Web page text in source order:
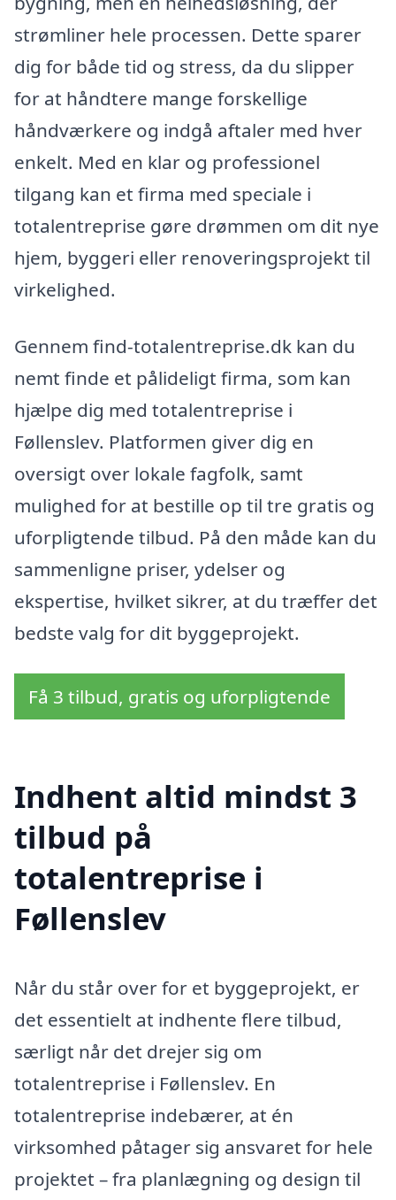
strømliner hele processen. Dette sparer
dig for både tid og stress, da du slipper
for at håndtere mange forskellige
håndværkere og indgå aftaler med hver
enkelt. Med en klar og professionel
tilgang kan et firma med speciale i
totalentreprise gøre drømmen om dit nye
hjem, byggeri eller renoveringsprojekt til
virkelighed.
Gennem find-totalentreprise.dk kan du
nemt finde et pålideligt firma, som kan
hjælpe dig med totalentreprise i
Føllenslev. Platformen giver dig en
oversigt over lokale fagfolk, samt
mulighed for at bestille op til tre gratis og
uforpligtende tilbud. På den måde kan du
sammenligne priser, ydelser og
ekspertise, hvilket sikrer, at du træffer det
bedste valg for dit byggeprojekt.
Få 3 tilbud, gratis og uforpligtende
Indhent altid mindst 3
tilbud på
totalentreprise i
Føllenslev
Når du står over for et byggeprojekt, er
det essentielt at indhente flere tilbud,
særligt når det drejer sig om
totalentreprise i Føllenslev. En
totalentreprise indebærer, at én
virksomhed påtager sig ansvaret for hele
projektet – fra planlægning og design til